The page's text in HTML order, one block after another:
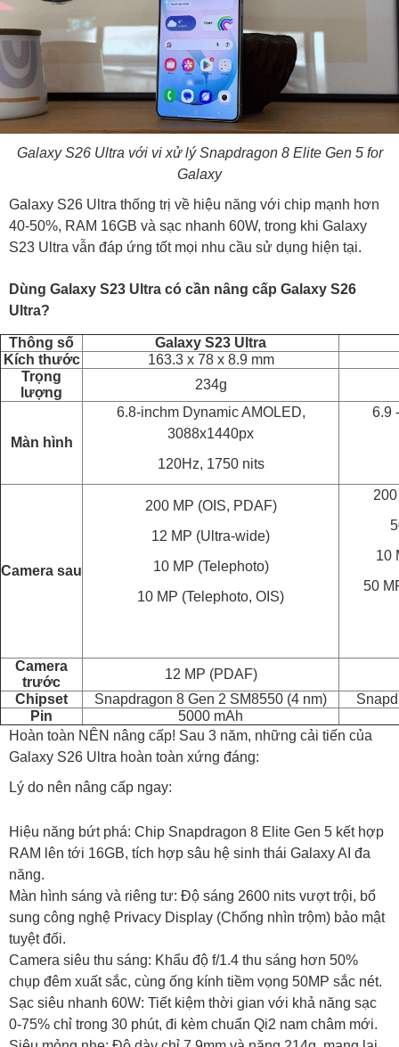
Galaxy S26 Ultra với vi xử lý Snapdragon 8 Elite Gen 5 for
Galaxy
Galaxy S26 Ultra thống trị về hiệu năng với chip mạnh hơn
40-50%, RAM 16GB và sạc nhanh 60W, trong khi Galaxy
S23 Ultra vẫn đáp ứng tốt mọi nhu cầu sử dụng hiện tại.
Dùng Galaxy S23 Ultra có cần nâng cấp Galaxy S26
Ultra?
Thông số
Galaxy S23 Ultra
Kích thước
163.3 x 78 x 8.9 mm
Trọng
lượng
234g
Màn hình
6.8-inchm Dynamic AMOLED,
3088x1440px
120Hz, 1750 nits
6.9
Camera sau
200 MP (OIS, PDAF)
12 MP (Ultra-wide)
10 MP (Telephoto)
10 MP (Telephoto, OIS)
10
50
Camera
trước
12 MP (PDAF)
Chipset
Snapdragon 8 Gen 2 SM8550 (4 nm)
Pin
5000 mAh
Hoàn toàn NÊN nâng cấp! Sau 3 năm, những cải tiến của
Galaxy S26 Ultra hoàn toàn xứng đáng:
Lý do nên nâng cấp ngay:
Hiệu năng bứt phá: Chip Snapdragon 8 Elite Gen 5 kết hợp
RAM lên tới 16GB, tích hợp sâu hệ sinh thái Galaxy AI đa
năng.
Màn hình sáng và riêng tư: Độ sáng 2600 nits vượt trội, bổ
sung công nghệ Privacy Display (Chống nhìn trộm) bảo mật
tuyệt đối.
Camera siêu thu sáng: Khẩu độ f/1.4 thu sáng hơn 50%
chụp đêm xuất sắc, cùng ống kính tiềm vọng 50MP sắc nét.
Sạc siêu nhanh 60W: Tiết kiệm thời gian với khả năng sạc
0-75% chỉ trong 30 phút, đi kèm chuẩn Qi2 nam châm mới.